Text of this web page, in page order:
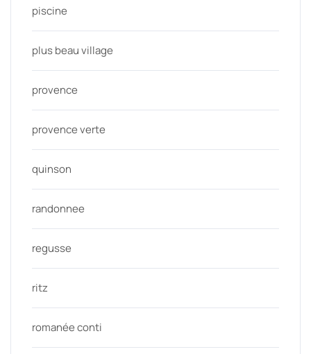
piscine
plus beau village
provence
provence verte
quinson
randonnee
regusse
ritz
romanée conti